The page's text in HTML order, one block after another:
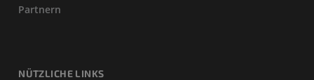
Partnern
NÜTZLICHE LINKS